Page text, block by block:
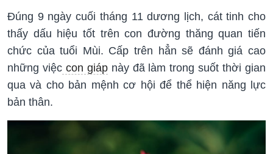
Đúng 9 ngày cuối tháng 11 dương lịch, cát tinh cho
thấy dấu hiệu tốt trên con đường thăng quan tiến
chức của tuổi Mùi. Cấp trên hẳn sẽ đánh giá cao
những việccon giápnày đã làm trong suốt thời gian
qua và cho bản mệnh cơ hội để thể hiện năng lực
bản thân.